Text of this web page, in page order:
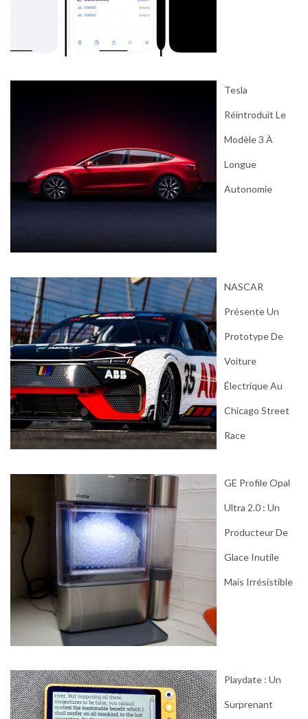
Tesla
Réintroduit Le
Modèle 3 À
Longue
Autonomie
NASCAR
Présente Un
Prototype De
Voiture
Électrique Au
Chicago Street
Race
GE Profile Opal
Ultra 2.0 : Un
Producteur De
Glace Inutile
Mais Irrésistible
Playdate : Un
Surprenant